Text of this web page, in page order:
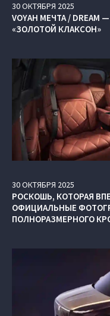
30ОКТЯБРЯ 2025
VOYAH МЕЧТА /
«ЗОЛОТОЙ КЛАКСОН»
30ОКТЯБРЯ 2025
РОСКОШЬ, КОТОРАЯ
ОФИЦИАЛЬНЫЕ
ПОЛНОРАЗМЕРНОГО